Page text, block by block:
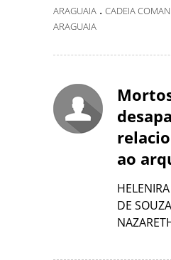
ARAGUAIA . CADEIA
ARAGUAIA
ao
DE SOUZA